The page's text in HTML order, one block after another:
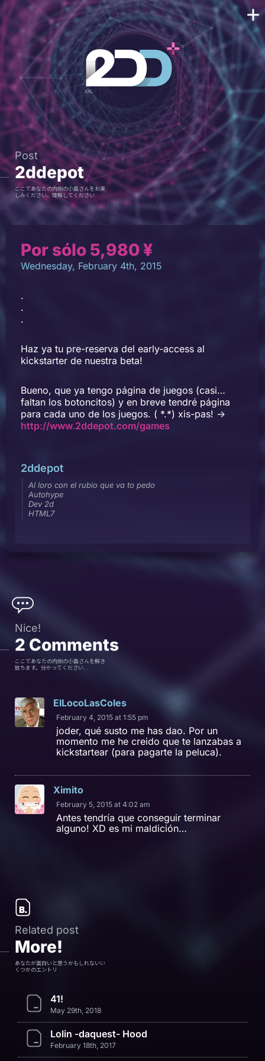
Post
2ddepot
ここであなたの内側の小島さんをお楽
しみください、理解してください
Por sólo 5,980 ¥
Wednesday, February 4th, 2015
.
.
.
Haz ya tu pre-reserva del early-access al
kickstarter de nuestra beta!
Bueno, que ya tengo página de juegos (casi…
faltan los botoncitos) y en breve tendré página
para cada uno de los juegos. ( *.*) xis-pas! ->
http://www.2ddepot.com/games
2ddepot
Al loro con el rubio que va to pedo
Autohype
Dev 2d
HTML7
Nice!
2 Comments
ここであなたの内側の小島さんを解き
放ちます。分かってください...
ElLocoLasColes
February 4, 2015 at 1:55 pm
joder, qué susto me has dao. Por un
momento me he creido que te lanzabas a
kickstartear (para pagarte la peluca).
Ximito
February 5, 2015 at 4:02 am
Antes tendría que conseguir terminar
alguno! XD es mi maldición…
Related post
More!
あなたが面白いと思うかもしれないい
くつかのエントリ
41!
May 29th, 2018
Lolin -daquest- Hood
February 18th, 2017